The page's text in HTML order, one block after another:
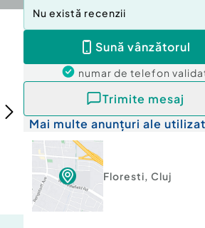
Nu există recenzii
Sună vânzătorul
numar de telefon
Trimite mesaj
Mai multe anunțuri ale
Floresti, Cluj